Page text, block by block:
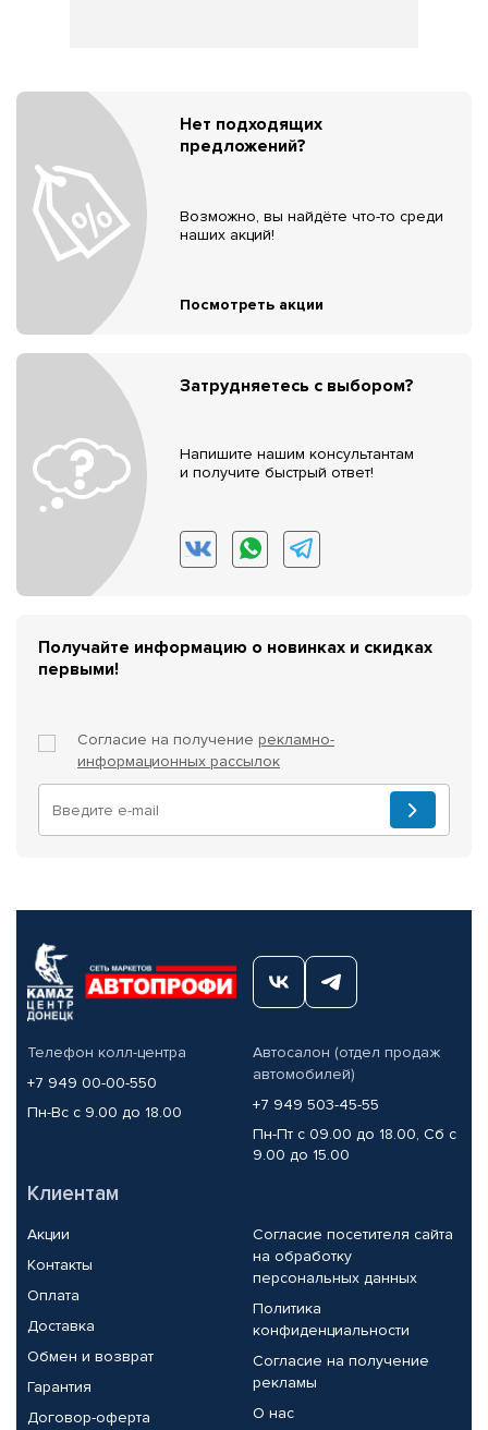
Нет подходящих
предложений?
Возможно, вы найдёте что-то среди
наших акций!
Посмотреть акции
Затрудняетесь с выбором?
Напишите нашим консультантам
и получите быстрый ответ!
Получайте информацию о новинках и скидках
первыми!
Согласие на получение рекламно-
информационных рассылок
Телефон колл-центра
+7 949 00-00-550
Пн-Вс с 9.00 до 18.00
Автосалон (отдел продаж
автомобилей)
+7 949 503-45-55
Пн-Пт с 09.00 до 18.00, Сб с
9.00 до 15.00
Клиентам
Акции
Контакты
Оплата
Доставка
Обмен и возврат
Гарантия
Договор-оферта
Согласие посетителя сайта
на обработку
персональных данных
Политика
конфиденциальности
Согласие на получение
рекламы
О нас